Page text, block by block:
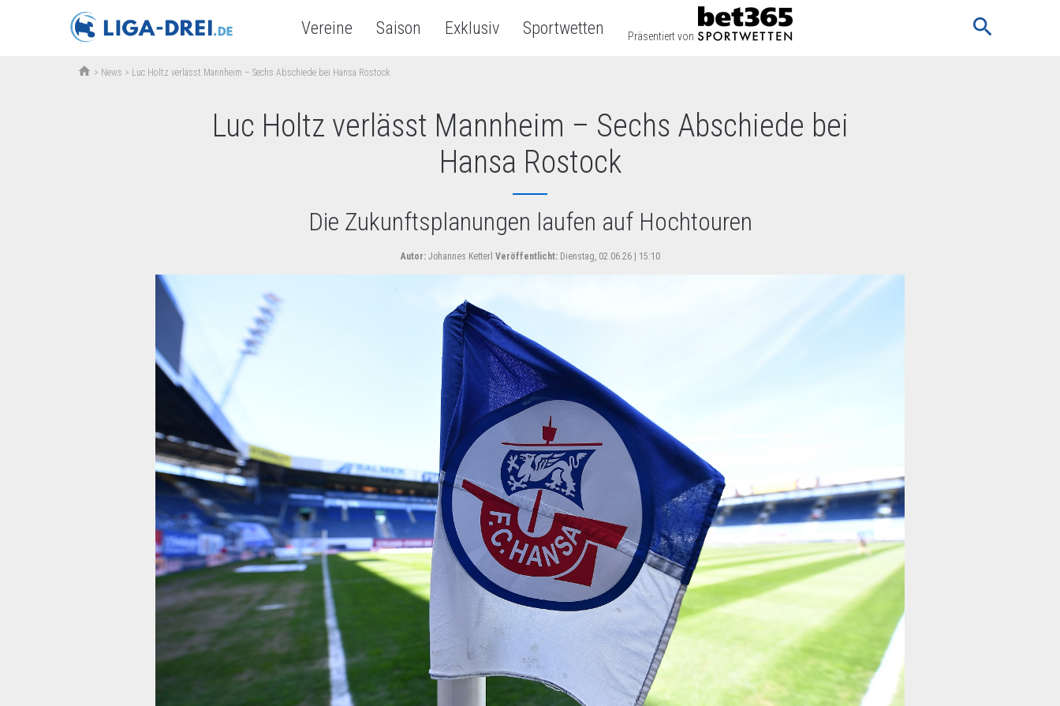
Vereine Saison Exklusiv Sportwetten Präsentiert von search
home > News > Luc Holtz verlässt Mannheim – Sechs Abschiede bei Hansa Rostock
Luc Holtz verlässt Mannheim – Sechs Abschiede bei
Hansa Rostock
Die Zukunftsplanungen laufen auf Hochtouren
Autor:Johannes Ketterl Veröffentlicht:Dienstag, 02.06.26 | 15:10